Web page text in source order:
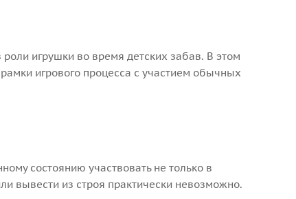
игрушки во время детских забав. В этом
игрового процесса с участием обычных
состоянию участвовать не только в
вывести из строя практически невозможно.